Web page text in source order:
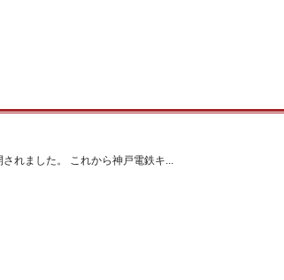
れました。 これから神戸電鉄キ...